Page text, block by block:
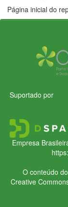
Página inicial do
Suportado por
Empresa
O conteúdo
Creative